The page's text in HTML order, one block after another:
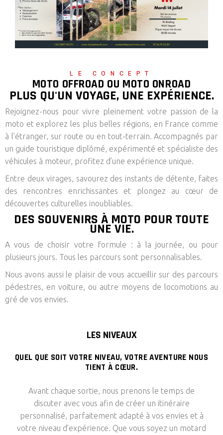
LE CONCEPT
MOTO OFFROAD OU MOTO ONROAD
PLUS QU'UN VOYAGE, UNE EXPÉRIENCE.
Rejoignez-nous pour vivre pleinement votre passion de la
moto et explorez les plus belles régions, en France comme
à l’étranger, sur route ou en tout-terrain. Accompagnés par
un guide touristique diplômé, expérimenté et spécialiste des
véhicules à moteur, profitez d’une expérience unique.
Entre deux virages, savourez des instants de détente, faites
des rencontres enrichissantes et plongez au cœur de
découvertes culturelles inoubliables.
DES SOUVENIRS À MOTO POUR TOUTE
UNE VIE.
A vous de choisir votre formule : à la journée, ou pour
plusieurs jours. Tous les parcours sont personnalisables.
Nous avons aussi le plaisir de vous accueillir sur des parcours
pédestres, en voiture, ou autre moyens de locomotions au
gré de vos envies.
LES NIVEAUX
QUEL QUE SOIT VOTRE NIVEAU, VOTRE AVENTURE NOUS
TIENT À CŒUR.
Avant chaque sortie, nous prenons le temps de
discuter avec vous afin de créer un itinéraire
personnalisé, parfaitement adapté à vos envies et à
votre niveau d’expérience. Que vous soyez un motard